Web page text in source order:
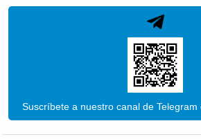
Suscríbete a nuestro canal de